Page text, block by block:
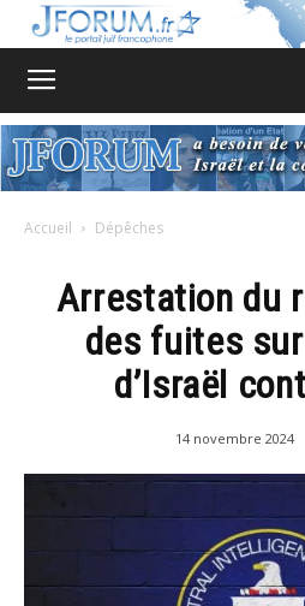
Accueil Dépêches
Arrestation du
des fuites
d’Israël
14 novembre 2024